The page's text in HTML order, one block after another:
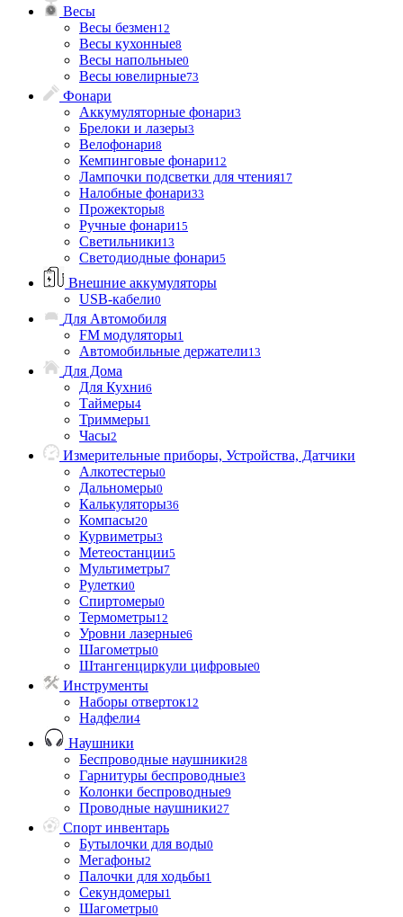
Весы
Весы безмен12
Весы кухонные8
Весы напольные0
Весы ювелирные73
Фонари
Аккумуляторные фонари3
Брелоки и лазеры3
Велофонари8
Кемпинговые фонари12
Лампочки подсветки для чтения17
Налобные фонари33
Прожекторы8
Ручные фонари15
Светильники13
Светодиодные фонари5
Внешние аккумуляторы
USB-кабели0
Для Автомобиля
FM модуляторы1
Автомобильные держатели13
Для Дома
Для Кухни6
Таймеры4
Триммеры1
Часы2
Измерительные приборы, Устройства, Датчики
Алкотестеры0
Дальномеры0
Калькуляторы36
Компасы20
Курвиметры3
Метеостанции5
Мультиметры7
Рулетки0
Спиртомеры0
Термометры12
Уровни лазерные6
Шагометры0
Штангенциркули цифровые0
Инструменты
Наборы отверток12
Надфели4
Наушники
Беспроводные наушники28
Гарнитуры беспроводные3
Колонки беспроводные9
Проводные наушники27
Спорт инвентарь
Бутылочки для воды0
Мегафоны2
Палочки для ходьбы1
Секундомеры1
Шагометры0